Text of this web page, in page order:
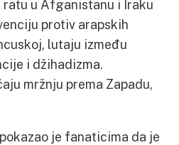
ratu u Afganistanu i Iraku
protiv arapskih
lutaju između
i džihadizma.
mržnju prema Zapadu,
je fanaticima da je